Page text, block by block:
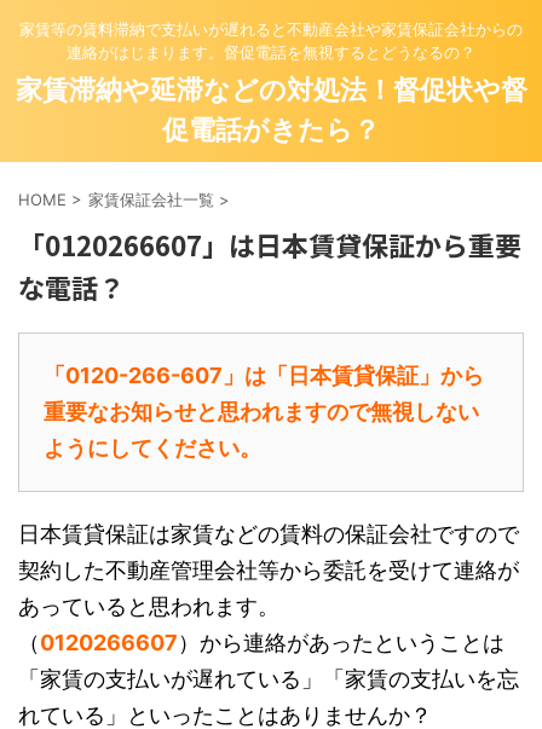
家賃等の賃料滞納で支払いが遅れると不動産会社や家賃保証会社からの
連絡がはじまります。督促電話を無視するとどうなるの？
家賃滞納や延滞などの対処法！督促状や督
促電話がきたら？
HOME > 家賃保証会社一覧 >
「0120266607」は日本賃貸保証から重要
な電話？
「0120-266-607」は「日本賃貸保証」から
重要なお知らせと思われますので無視しない
ようにしてください。
日本賃貸保証は家賃などの賃料の保証会社ですので
契約した不動産管理会社等から委託を受けて連絡が
あっていると思われます。
（0120266607）から連絡があったということは
「家賃の支払いが遅れている」「家賃の支払いを忘
れている」といったことはありませんか？